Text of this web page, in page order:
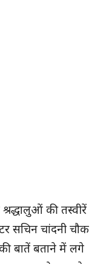
की तस्वीरें
सचिन चांदनी चौक
बातें बताने में लगे